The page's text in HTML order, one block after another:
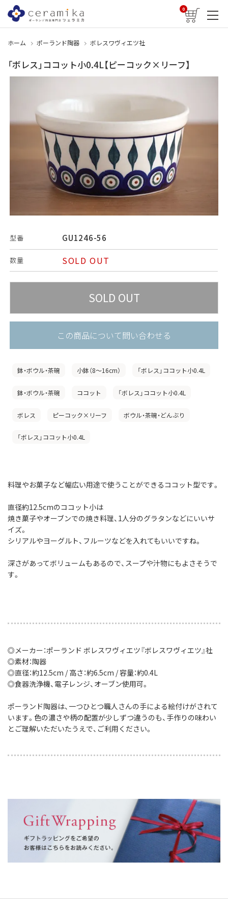
0
ホーム ポーランド陶器 ボレスワヴィエツ社
「ボレス」ココット小0.4L【ピーコック×リーフ】
型番 GU1246-56
数量 SOLD OUT
この商品について問い合わせる
鉢・ボウル・茶碗 小鉢（8〜16cm） 「ボレス」ココット小0.4L
鉢・ボウル・茶碗 ココット 「ボレス」ココット小0.4L
ボレス ピーコック×リーフ ボウル・茶碗・どんぶり
「ボレス」ココット小0.4L
料理やお菓子など幅広い用途で使うことができるココット型です。
直径約12.5cmのココット小は
焼き菓子やオーブンでの焼き料理、1人分のグラタンなどにいいサ
イズ。
シリアルやヨーグルト、フルーツなどを入れてもいいですね。
深さがあってボリュームもあるので、スープや汁物にもよさそうで
す。
◎メーカー：ポーランド ボレスワヴィエツ『ボレスワヴィエツ』社
◎素材：陶器
◎直径：約12.5cm / 高さ：約6.5cm / 容量：約0.4L
◎食器洗浄機、電子レンジ、オーブン使用可。
ポーランド陶器は、一つひとつ職人さんの手による絵付けがされて
います。色の濃さや柄の配置が少しずつ違うのも、手作りの味わい
とご理解いただいたうえで、ご利用ください。